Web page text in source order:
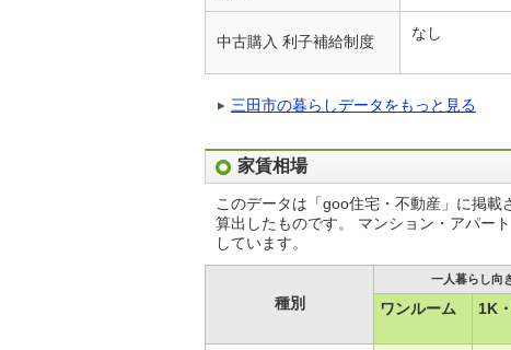
中古購入 利子補給制度 なし
三田市の暮らしデータをもっと見る
家賃相場
このデータは「goo住宅・不動産」に掲
算出したものです。 マンション・アパー
しています。
種別
一人暮らし向
ワンルーム 1K